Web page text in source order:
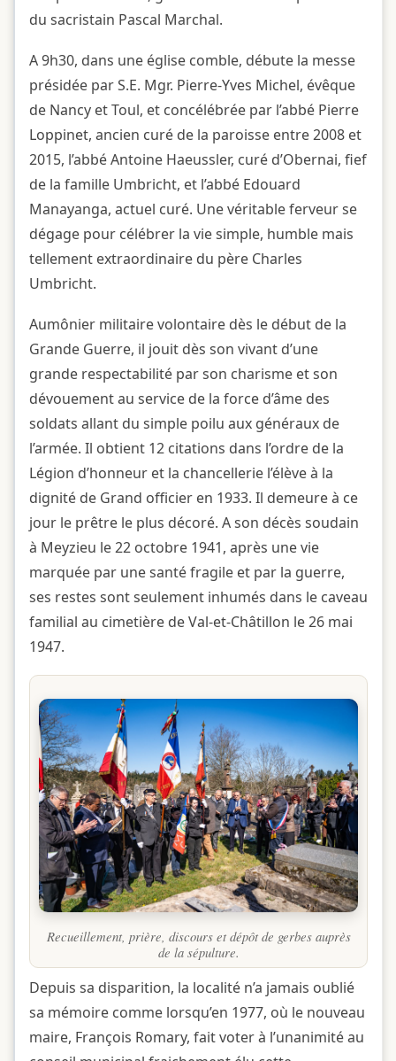
du sacristain Pascal Marchal.
A 9h30, dans une église comble, débute la messe
présidée par S.E. Mgr. Pierre-Yves Michel, évêque
de Nancy et Toul, et concélébrée par l’abbé Pierre
Loppinet, ancien curé de la paroisse entre 2008 et
2015, l’abbé Antoine Haeussler, curé d’Obernai, fief
de la famille Umbricht, et l’abbé Edouard
Manayanga, actuel curé. Une véritable ferveur se
dégage pour célébrer la vie simple, humble mais
tellement extraordinaire du père Charles
Umbricht.
Aumônier militaire volontaire dès le début de la
Grande Guerre, il jouit dès son vivant d’une
grande respectabilité par son charisme et son
dévouement au service de la force d’âme des
soldats allant du simple poilu aux généraux de
l’armée. Il obtient 12 citations dans l’ordre de la
Légion d’honneur et la chancellerie l’élève à la
dignité de Grand officier en 1933. Il demeure à ce
jour le prêtre le plus décoré. A son décès soudain
à Meyzieu le 22 octobre 1941, après une vie
marquée par une santé fragile et par la guerre,
ses restes sont seulement inhumés dans le caveau
familial au cimetière de Val-et-Châtillon le 26 mai
1947.
Recueillement, prière, discours et dépôt de gerbes auprès
de la sépulture.
Depuis sa disparition, la localité n’a jamais oublié
sa mémoire comme lorsqu’en 1977, où le nouveau
maire, François Romary, fait voter à l’unanimité au